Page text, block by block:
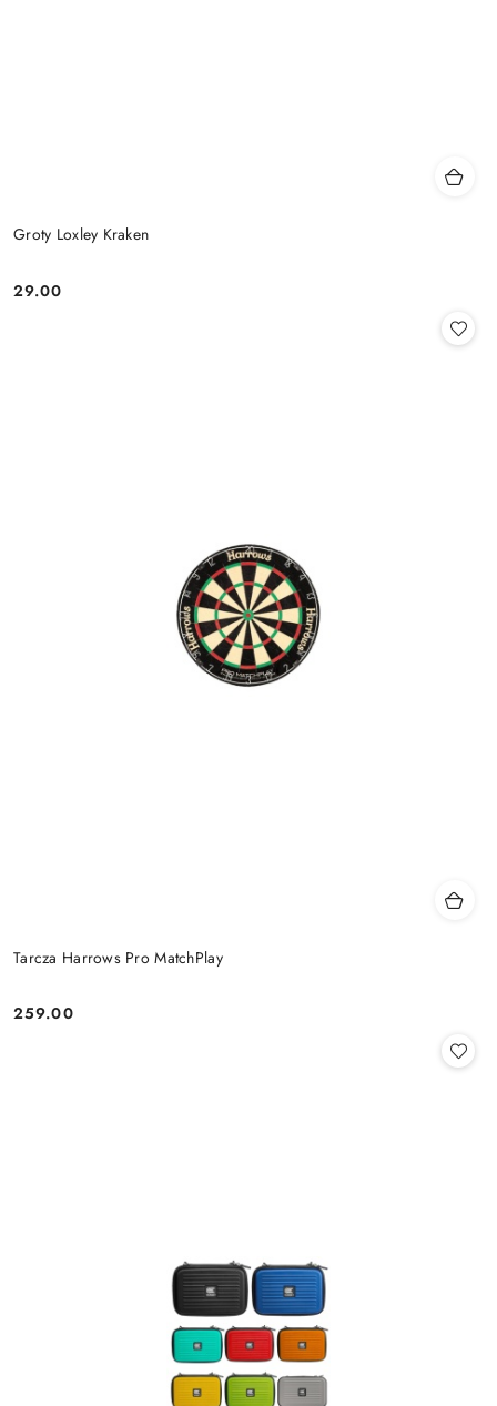
Groty Loxley Kraken
Cena:
29.00
Tarcza Harrows Pro MatchPlay
Cena:
259.00